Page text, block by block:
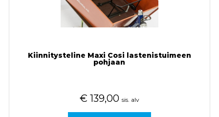
Kiinnitysteline Maxi Cosi lastenistuimeen
pohjaan
€ 139,00 sis. alv